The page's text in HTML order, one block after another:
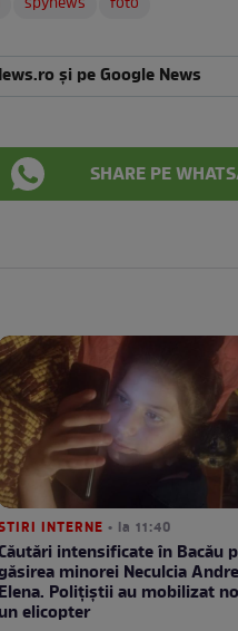
și pe Google News
SHARE PE
INTERNE • la 11:40
intensificate în Bacău
minorei Neculcia
Elena. Polițiștii au mobilizat
elicopter